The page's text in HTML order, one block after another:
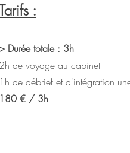
:
Durée totale : 3h
2h de voyage au cabinet
1h de débrief et d'intégration
180 € / 3h